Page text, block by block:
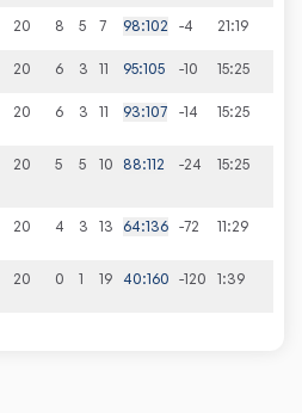
20 8 5 7 98:102 -4 21:19
20 6 3 11 95:105 -10 15:25
20 6 3 11 93:107 -14 15:25
20 5 5 10 88:112 -24 15:25
20 4 3 13 64:136 -72 11:29
20 0 1 19 40:160 -120 1:39